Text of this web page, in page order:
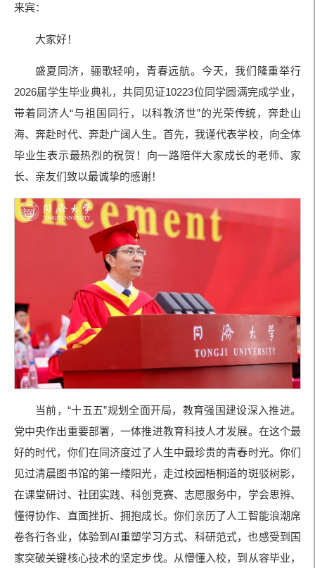
来宾：
大家好！
盛夏同济，骊歌轻响，青春远航。今天，我们隆重举行
2026届学生毕业典礼，共同见证10223位同学圆满完成学业，
带着同济人“与祖国同行，以科教济世”的光荣传统，奔赴山
海、奔赴时代、奔赴广阔人生。首先，我谨代表学校，向全体
毕业生表示最热烈的祝贺！向一路陪伴大家成长的老师、家
长、亲友们致以最诚挚的感谢！
当前，“十五五”规划全面开局，教育强国建设深入推进。
党中央作出重要部署，一体推进教育科技人才发展。在这个最
好的时代，你们在同济度过了人生中最珍贵的青春时光。你们
见过清晨图书馆的第一缕阳光，走过校园梧桐道的斑驳树影，
在课堂研讨、社团实践、科创竞赛、志愿服务中，学会思辨、
懂得协作、直面挫折、拥抱成长。你们亲历了人工智能浪潮席
卷各行各业，体验到AI重塑学习方式、科研范式，也感受到国
家突破关键核心技术的坚定步伐。从懵懂入校，到从容毕业，